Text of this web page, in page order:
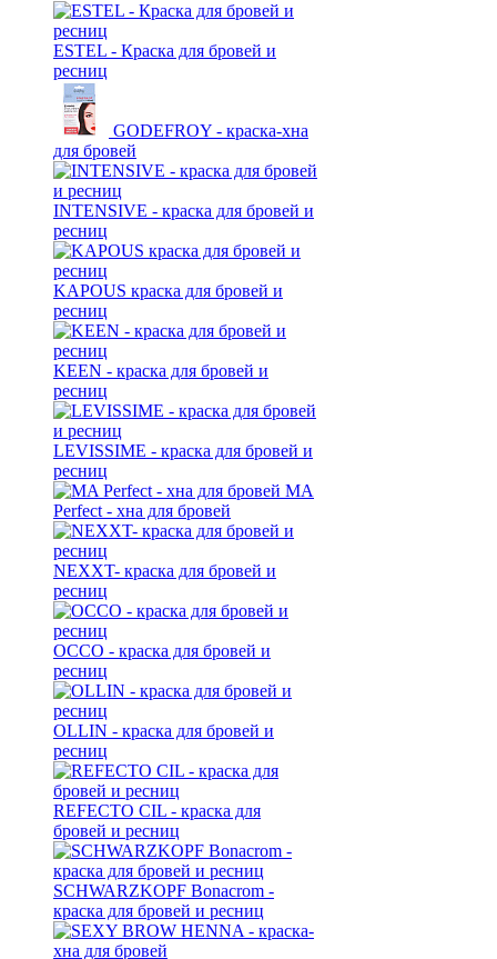
ESTEL - Краска для бровей и
ресниц
GODEFROY - краска-хна
для бровей
INTENSIVE - краска для бровей и
ресниц
KAPOUS краска для бровей и
ресниц
KEEN - краска для бровей и
ресниц
LEVISSIME - краска для бровей и
ресниц
MA
Perfect - хна для бровей
NEXXT- краска для бровей и
ресниц
OCCO - краска для бровей и
ресниц
OLLIN - краска для бровей и
ресниц
REFECTO CIL - краска для
бровей и ресниц
SCHWARZKOPF Bonacrom -
краска для бровей и ресниц